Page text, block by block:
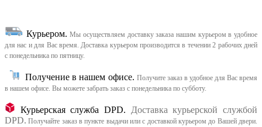
Курьером. Мы осуществляем доставку заказа нашим курьером в удобное
для нас и для Вас время.Доставка курьером производится в течении 2 рабочих дней
с понедельника по пятницу.
Получение в нашем офисе. Получите заказ в удобное для Вас время
в нашем офисе. Вы можете забрать заказ с понедельника по субботу.
Курьерская служба DPD.
Доставка курьерской службой
DPD. Получайте заказ в пункте выдачи или с доставкой курьером до Вашей двери.